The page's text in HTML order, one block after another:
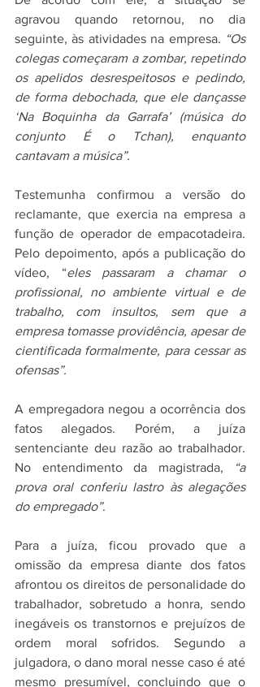
agravou quando retornou, no dia
seguinte, às atividades na empresa. “Os
colegas começaram a zombar, repetindo
os apelidos desrespeitosos e pedindo,
de forma debochada, que ele dançasse
‘Na Boquinha da Garrafa’ (música do
conjunto É o Tchan), enquanto
cantavam a música”.
Testemunha confirmou a versão do
reclamante, que exercia na empresa a
função de operador de empacotadeira.
Pelo depoimento, após a publicação do
vídeo, “eles passaram a chamar o
profissional, no ambiente virtual e de
trabalho, com insultos, sem que a
empresa tomasse providência, apesar de
cientificada formalmente, para cessar as
ofensas”.
A empregadora negou a ocorrência dos
fatos alegados. Porém, a juíza
sentenciante deu razão ao trabalhador.
No entendimento da magistrada,
“a
prova oral conferiu lastro às alegações
do empregado”.
Para a juíza, ficou provado que a
omissão da empresa diante dos fatos
afrontou os direitos de personalidade do
trabalhador, sobretudo a honra, sendo
inegáveis os transtornos e prejuízos de
ordem moral sofridos. Segundo a
julgadora, o dano moral nesse caso é até
mesmo presumível, concluindo que o